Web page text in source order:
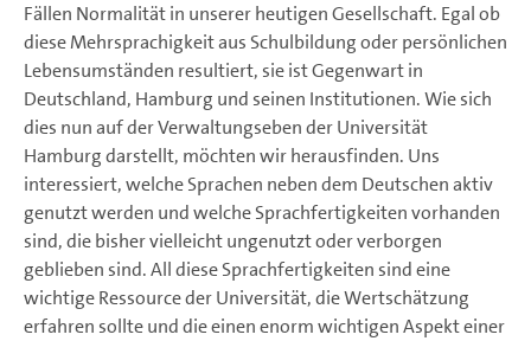
Fällen Normalität in unserer heutigen Gesellschaft. Egal ob
diese Mehrsprachigkeit aus Schulbildung oder persönlichen
Lebensumständen resultiert, sie ist Gegenwart in
Deutschland, Hamburg und seinen Institutionen. Wie sich
dies nun auf der Verwaltungseben der Universität
Hamburg darstellt, möchten wir herausfinden. Uns
interessiert, welche Sprachen neben dem Deutschen aktiv
genutzt werden und welche Sprachfertigkeiten vorhanden
sind, die bisher vielleicht ungenutzt oder verborgen
geblieben sind. All diese Sprachfertigkeiten sind eine
wichtige Ressource der Universität, die Wertschätzung
erfahren sollte und die einen enorm wichtigen Aspekt einer